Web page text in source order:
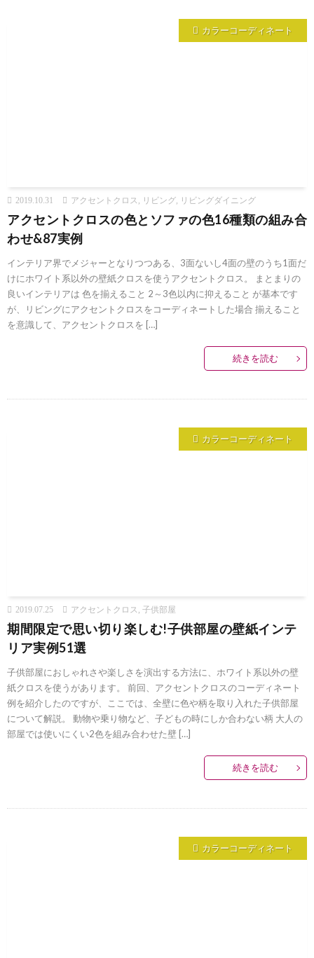
カラーコーディネート
2019.10.31 アクセントクロス , リビング, リビングダイニング
アクセントクロスの色とソファの色16種類の組み合
わせ&87実例
インテリア界でメジャーとなりつつある、3面ないし4面の壁のうち1面だ
けにホワイト系以外の壁紙クロスを使うアクセントクロス。 まとまりの
良いインテリアは 色を揃えること 2～3色以内に抑えること が基本です
が、リビングにアクセントクロスをコーディネートした場合 揃えること
を意識して、アクセントクロスを […]
続きを読む
カラーコーディネート
2019.07.25 アクセントクロス , 子供部屋
期間限定で思い切り楽しむ!子供部屋の壁紙インテ
リア実例51選
子供部屋におしゃれさや楽しさを演出する方法に、ホワイト系以外の壁
紙クロスを使うがあります。 前回、アクセントクロスのコーディネート
例を紹介したのですが、ここでは、全壁に色や柄を取り入れた子供部屋
について解説。 動物や乗り物など、子どもの時にしか合わない柄 大人の
部屋では使いにくい2色を組み合わせた壁 […]
続きを読む
カラーコーディネート